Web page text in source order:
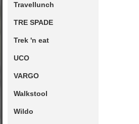
Travellunch
TRE SPADE
Trek 'n eat
UCO
VARGO
Walkstool
Wildo